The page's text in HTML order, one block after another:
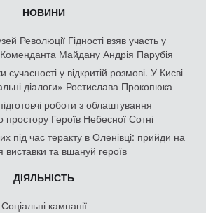
НОВИНИ
Революції Гідності взяв участь у
Майдану Андрія Парубія
у відкритій розмові. У Києві
діалоги» Ростислава Прокопюка
роботи з облаштування
простору Героїв Небесної Сотні
під час теракту в Оленівці: прийди на
виставки та вшануй героїв
ДІЯЛЬНІСТЬ
Соціальні кампанії